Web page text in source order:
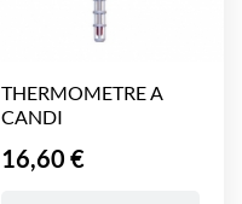
THERMOMETRE A
CANDI
Prix
16,60 €